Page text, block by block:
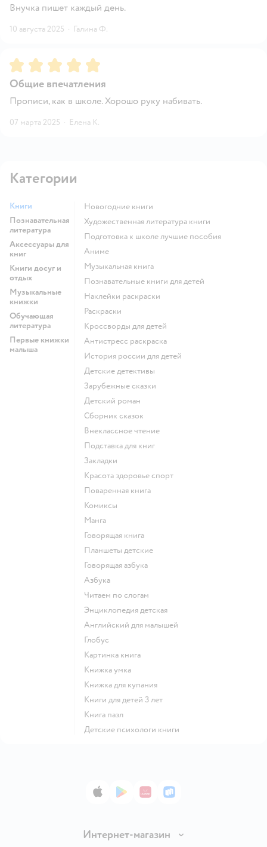
Внучка пишет каждый день.
10 августа 2025 · Галина Ф.
Рейтинг:5
Общие впечатления
Прописи, как в школе. Хорошо руку набивать.
07 марта 2025 · Елена К.
Категории
Книги
Познавательная
литература
Аксессуары для
книг
Книги досуг и
отдых
Музыкальные
книжки
Обучающая
литература
Первые книжки
малыша
новогодние книги
художественная литература книги
подготовка к школе лучшие пособия
Аниме
музыкальная книга
познавательные книги для детей
наклейки раскраски
раскраски
кроссворды для детей
антистресс раскраска
история россии для детей
детские детективы
зарубежные сказки
детский роман
сборник сказок
внеклассное чтение
подставка для книг
закладки
красота здоровье спорт
поваренная книга
комиксы
манга
говорящая книга
Планшеты детские
говорящая азбука
азбука
читаем по слогам
энциклопедия детская
английский для малышей
глобус
картинка книга
книжка умка
книжка для купания
книги для детей 3 лет
книга пазл
детские психологи книги
App StoreGoogle Play
AppGallery
RuStore
Интернет-магазин